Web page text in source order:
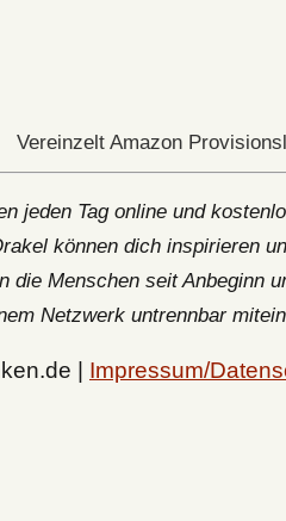
Vereinzelt Amazon
jeden Tag online und
können dich inspirieren
die Menschen seit Anbeginn
Netzwerk untrennbar
| Impressum/